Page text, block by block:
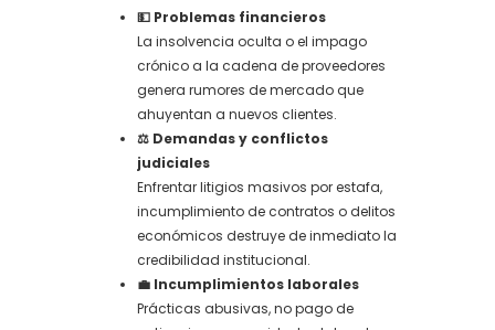
💵 Problemas financieros
La insolvencia oculta o el impago
crónico a la cadena de proveedores
genera rumores de mercado que
ahuyentan a nuevos clientes.
⚖️ Demandas y conflictos
judiciales
Enfrentar litigios masivos por estafa,
incumplimiento de contratos o delitos
económicos destruye de inmediato la
credibilidad institucional.
💼 Incumplimientos laborales
Prácticas abusivas, no pago de